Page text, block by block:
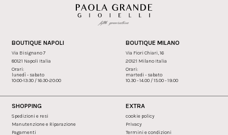
BOUTIQUE NAPOLI
Via Bisignano 7
80121 Napoli Italia
Orari:
lunedì - sabato
10:00-13:30 / 16:30-20:00
BOUTIQUE MILANO
Via Fiori Chiari, 16
20121 Milano Italia
Orari:
martedi - sabato
10.30 - 14.00 / 15.00 - 19.00
SHOPPING
Spedizioni e resi
Manutenzione e Riparazione
Pagamenti
EXTRA
cookie policy
Privacy
Termini e condizioni